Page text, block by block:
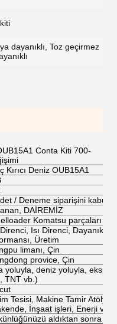
dayanıklı, Toz geçirmez
Conta Kiti 700-
Kırıcı Deniz OUB15A1
/ Deneme siparişini kabul et
DAİREMİZ
Komatsu parçaları
Isı Direnci, Dayanıklı,
Üretim
limanı, Çin
provice, Çin
yoluyla, deniz yoluyla,
TNT vb.)
Tesisi, Makine Tamir
İnşaat işleri, Enerji ve
aldıktan sonra 5-